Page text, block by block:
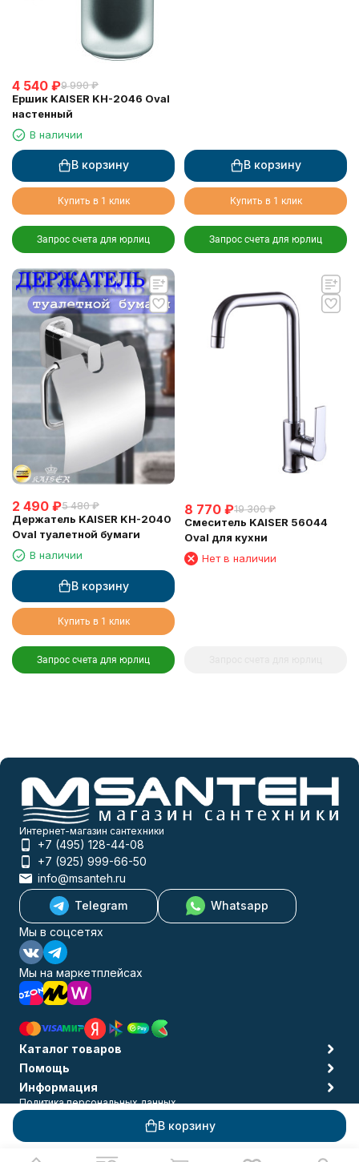
В корзину
4 540 ₽9 990 ₽
Ершик KAISER KH-2046 Oval
настенный
В наличии
В корзину
Купить в 1 клик
Запрос счета для юрлиц
В корзину
Купить в 1 клик
Запрос счета для юрлиц
2 490 ₽5 480 ₽
Держатель KAISER KH-2040
Oval туалетной бумаги
В наличии
В корзину
Купить в 1 клик
Запрос счета для юрлиц
8 770 ₽19 300 ₽
Смеситель KAISER 56044
Oval для кухни
Нет в наличии
Интернет-магазин сантехники
+7 (495) 128-44-08
+7 (925) 999-66-50
info@msanteh.ru
Telegram
Whatsapp
Мы в соцсетях
Мы на маркетплейсах
Каталог товаров
Помощь
Информация
Политика персональных данных
© 2009-2026 MSANTEH